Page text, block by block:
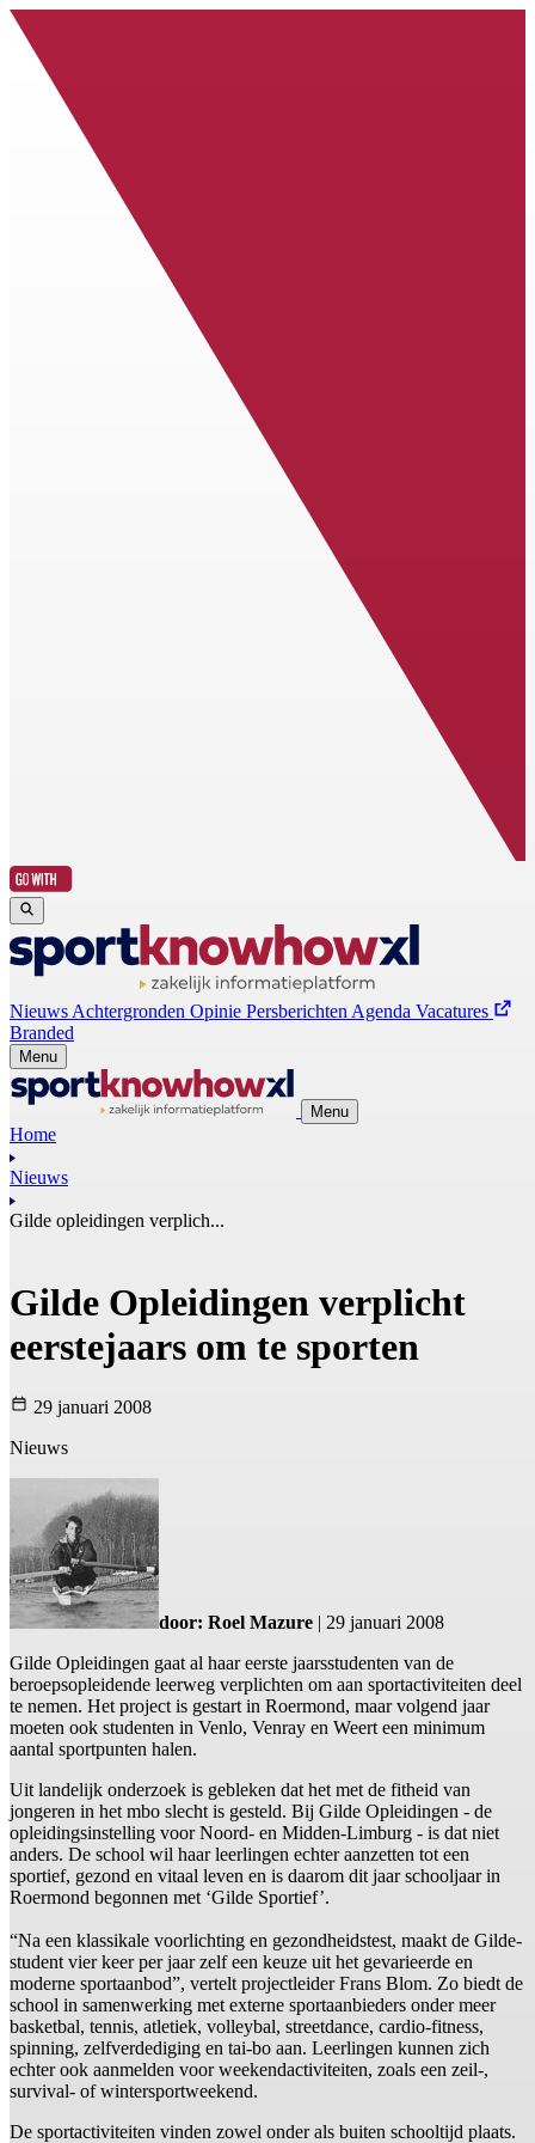
Nieuws Achtergronden Opinie Persberichten Agenda Vacatures
Branded
Menu
Menu
Home
Nieuws
Gilde opleidingen verplich...
Gilde Opleidingen verplicht
eerstejaars om te sporten
29 januari 2008
Nieuws
door: Roel Mazure | 29 januari 2008
Gilde Opleidingen gaat al haar eerste jaarsstudenten van de
beroepsopleidende leerweg verplichten om aan sportactiviteiten deel
te nemen. Het project is gestart in Roermond, maar volgend jaar
moeten ook studenten in Venlo, Venray en Weert een minimum
aantal sportpunten halen.
Uit landelijk onderzoek is gebleken dat het met de fitheid van
jongeren in het mbo slecht is gesteld. Bij Gilde Opleidingen - de
opleidingsinstelling voor Noord- en Midden-Limburg - is dat niet
anders. De school wil haar leerlingen echter aanzetten tot een
sportief, gezond en vitaal leven en is daarom dit jaar schooljaar in
Roermond begonnen met ‘Gilde Sportief’.
“Na een klassikale voorlichting en gezondheidstest, maakt de Gilde-
student vier keer per jaar zelf een keuze uit het gevarieerde en
moderne sportaanbod”, vertelt projectleider Frans Blom. Zo biedt de
school in samenwerking met externe sportaanbieders onder meer
basketbal, tennis, atletiek, volleybal, streetdance, cardio-fitness,
spinning, zelfverdediging en tai-bo aan. Leerlingen kunnen zich
echter ook aanmelden voor weekendactiviteiten, zoals een zeil-,
survival- of wintersportweekend.
De sportactiviteiten vinden zowel onder als buiten schooltijd plaats.